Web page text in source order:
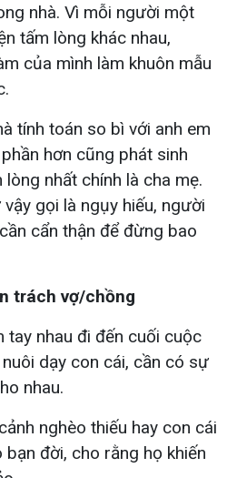
nhà. Vì mỗi người một
tấm lòng khác nhau,
của mình làm khuôn mẫu
tính toán so bì với anh em
hơn cũng phát sinh
nhất chính là cha mẹ.
gọi là ngụy hiếu, người
cẩn thận để đừng bao
trách vợ/chồng
tay nhau đi đến cuối cuộc
dạy con cái, cần có sự
nhau.
nghèo thiếu hay con cái
đời, cho rằng họ khiến